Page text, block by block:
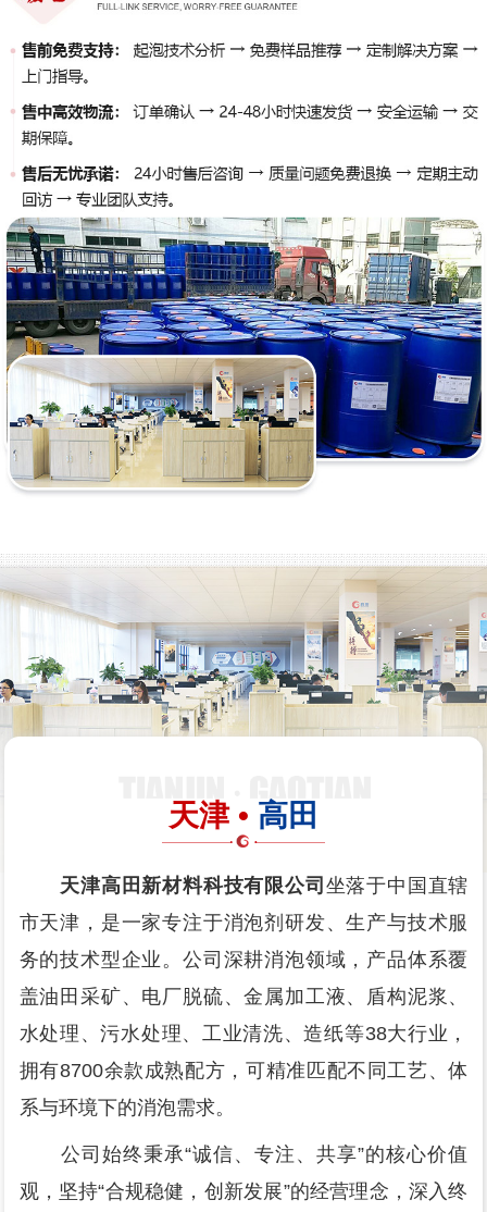
天津 • 高田
天津高田新材料科技有限公司 坐落于中国直辖
市天津，是一家专注于消泡剂研发、生产与技术服
务的技术型企业。公司深耕消泡领域，产品体系覆
盖油田采矿、电厂脱硫、金属加工液、盾构泥浆、
水处理、污水处理、工业清洗、造纸等38大行业，
拥有8700余款成熟配方，可精准匹配不同工艺、体
系与环境下的消泡需求。
公司始终秉承“诚信、专注、共享”的核心价值
观，坚持“合规稳健，创新发展”的经营理念，深入终